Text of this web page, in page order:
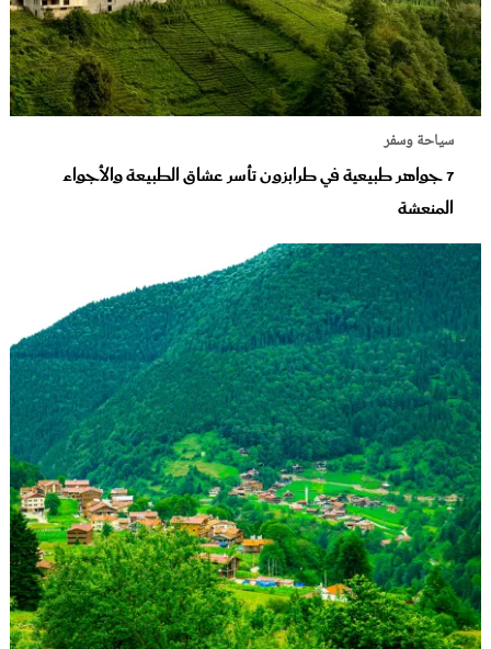
سياحة وسفر
7 جواهر طبيعية في طرابزون تأسر عشاق الطبيعة والأجواء
المنعشة